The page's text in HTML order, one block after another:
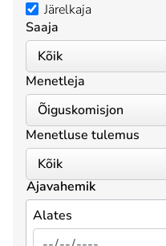
Järelkaja
Saaja
Menetleja
Menetluse tulemus
Ajavahemik
Alates